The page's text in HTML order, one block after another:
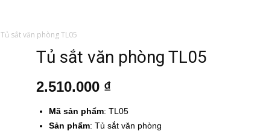
Tủ sắt văn phòng TL05
Tủ sắt văn phòng TL05
2.510.000 ₫
Mã sản phẩm: TL05
Sản phẩm: Tủ sắt văn phòng